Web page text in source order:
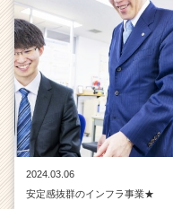
2024.03.06
安定感抜群のインフラ事業★